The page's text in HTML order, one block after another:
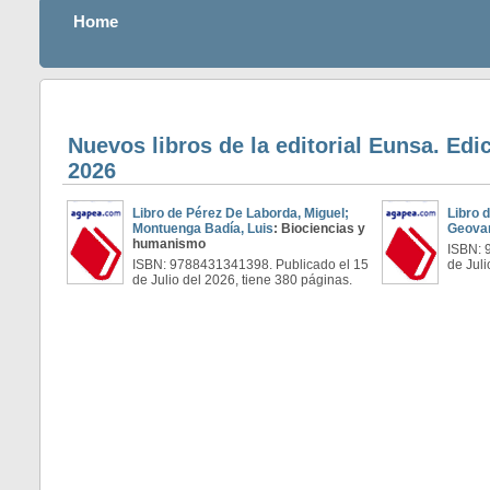
Home
Nuevos libros de la editorial Eunsa.
2026
Libro de Pérez De Laborda, Miguel;
Montuenga Badía, Luis: Biociencias y
humanismo
ISBN: 9788431341398. Publicado el 15
de Julio del 2026, tiene 380 páginas.
Libro
ISBN:
de